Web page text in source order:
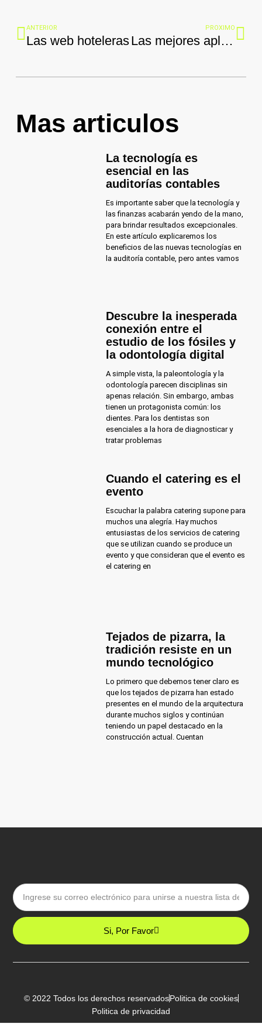
ANTERIOR
Las web hoteleras
PROXIMO
Las mejores aplicaciones para el turismo
Mas articulos
La tecnología es
esencial en las
auditorías contables
Es importante saber que la tecnología y
las finanzas acabarán yendo de la mano,
para brindar resultados excepcionales.
En este artículo explicaremos los
beneficios de las nuevas tecnologías en
la auditoría contable, pero antes vamos
Descubre la inesperada
conexión entre el
estudio de los fósiles y
la odontología digital
A simple vista, la paleontología y la
odontología parecen disciplinas sin
apenas relación. Sin embargo, ambas
tienen un protagonista común: los
dientes. Para los dentistas son
esenciales a la hora de diagnosticar y
tratar problemas
Cuando el catering es el
evento
Escuchar la palabra catering supone para
muchos una alegría. Hay muchos
entusiastas de los servicios de catering
que se utilizan cuando se produce un
evento y que consideran que el evento es
el catering en
Tejados de pizarra, la
tradición resiste en un
mundo tecnológico
Lo primero que debemos tener claro es
que los tejados de pizarra han estado
presentes en el mundo de la arquitectura
durante muchos siglos y continúan
teniendo un papel destacado en la
construcción actual. Cuentan
Email
Si, Por Favor
© 2022 Todos los derechos reservadosPolitica de cookies
Politica de privacidad